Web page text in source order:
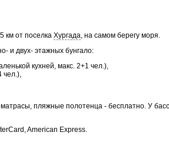
км от поселка Хургада, на самом берегу моря.
и двух- этажных бунгало:
кухней, макс. 2+1 чел.),
чел.),
пляжные полотенца - бесплатно. У
American Express.